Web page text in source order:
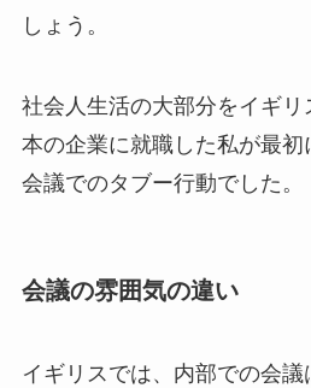
しょう。
社会人生活の大部分をイギリ
本の企業に就職した私が最
会議でのタブー行動でした。
会議の雰囲気の違い
イギリスでは、内部での会